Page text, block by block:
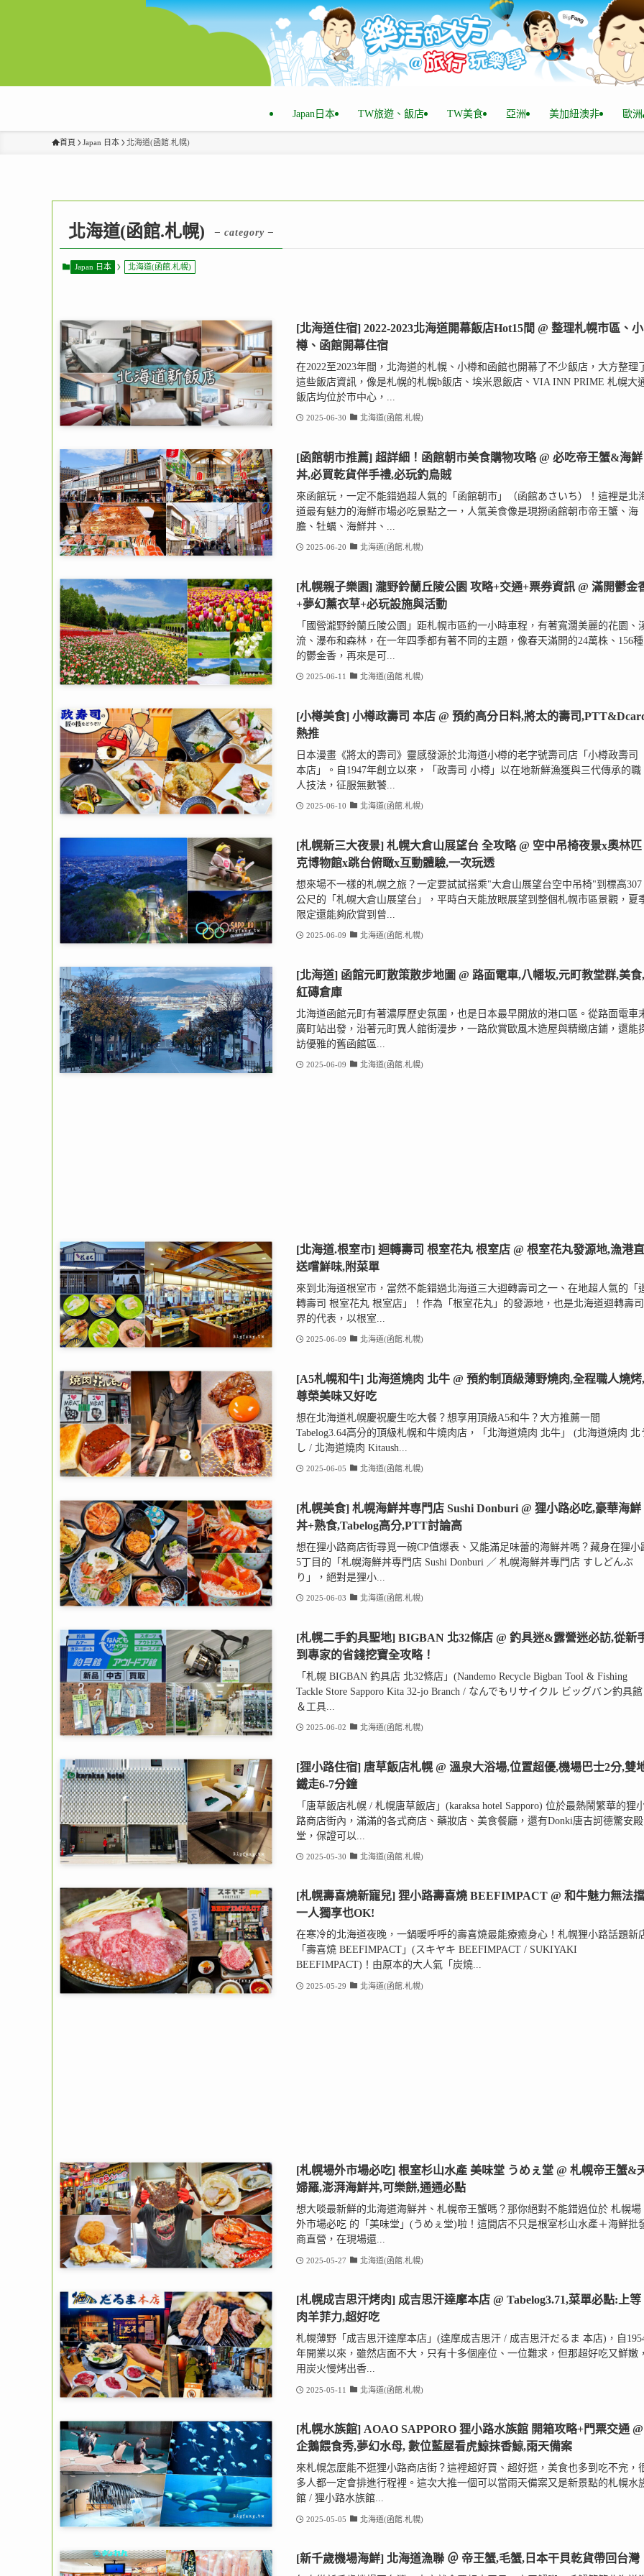
Japan日本 TW旅遊、飯店 TW美食 亞洲 美加紐澳非 歐洲
首頁 Japan 日本 北海道(函館.札幌)
北海道(函館.札幌) – category –
Japan 日本 北海道(函館.札幌)
[北海道住宿] 2022-2023北海道開幕飯店Hot15間 @ 整理札幌市區、小
樽、函館開幕住宿
在2022至2023年間，北海道的札幌、小樽和函館也開幕了不少飯店，大方整理
這些飯店資訊，像是札幌的札幌b飯店、埃米恩飯店、VIA INN PRIME 札幌大
飯店均位於市中心，...
2025-06-30 北海道(函館.札幌)
[函館朝市推薦] 超詳細！函館朝市美食購物攻略 @ 必吃帝王蟹&海鮮
丼,必買乾貨伴手禮,必玩釣烏賊
來函館玩，一定不能錯過超人氣的「函館朝市」（函館あさいち）！這裡是北
道最有魅力的海鮮市場必吃景點之一，人氣美食像是現撈函館朝市帝王蟹、海
膽、牡蠣、海鮮丼、...
2025-06-20 北海道(函館.札幌)
[札幌親子樂園] 瀧野鈴蘭丘陵公園 攻略+交通+票券資訊 @ 滿開鬱金
+夢幻薰衣草+必玩設施與活動
「國營瀧野鈴蘭丘陵公園」距札幌市區約一小時車程，有著寬濶美麗的花園、
流、瀑布和森林，在一年四季都有著不同的主題，像春天滿開的24萬株、156種
的鬱金香，再來是可...
2025-06-11 北海道(函館.札幌)
[小樽美食] 小樽政壽司 本店 @ 預約高分日料,將太的壽司
熱推
日本漫畫《將太的壽司》靈感發源於北海道小樽的老字號壽司店「小樽政壽司
本店」。自1947年創立以來，「政壽司 小樽」以在地新鮮漁獲與三代傳承的職
人技法，征服無數饕...
2025-06-10 北海道(函館.札幌)
[札幌新三大夜景] 札幌大倉山展望台 全攻略 @ 空中吊椅夜景x奧林匹
克博物館x跳台俯瞰x互動體驗,一次玩透
想來場不一樣的札幌之旅？一定要試試搭乘"大倉山展望台空中吊椅"到標高307
公尺的「札幌大倉山展望台」，平時白天能放眼展望到整個札幌市區景觀，夏
限定還能夠欣賞到曾...
2025-06-09 北海道(函館.札幌)
[北海道] 函館元町散策散步地圖 @ 路面電車,八幡坂,元町教堂群,美食,
紅磚倉庫
北海道函館元町有著濃厚歷史氛圍，也是日本最早開放的港口區。從路面電車
廣町站出發，沿著元町異人館街漫步，一路欣賞歐風木造屋與精緻店鋪，還能
訪優雅的舊函館區...
2025-06-09 北海道(函館.札幌)
[北海道.根室市] 迴轉壽司 根室花丸 根室店 @ 根室花丸發源地,漁港直
送嚐鮮味,附菜單
來到北海道根室市，當然不能錯過北海道三大迴轉壽司之一、在地超人氣的「
轉壽司 根室花丸 根室店」！作為「根室花丸」的發源地，也是北海道迴轉壽司
界的代表，以根室...
2025-06-09 北海道(函館.札幌)
[A5札幌和牛] 北海道燒肉 北牛 @ 預約制頂級薄野燒肉,全程職人燒烤,
尊榮美味又好吃
想在北海道札幌慶祝慶生吃大餐？想享用頂級A5和牛？大方推薦一間
Tabelog3.64高分的頂級札幌和牛燒肉店，「北海道燒肉 北牛」 (北海道焼肉 北
し / 北海道燒肉 Kitaush...
2025-06-05 北海道(函館.札幌)
[札幌美食] 札幌海鮮丼専門店 Sushi Donburi @ 狸小路必吃,豪華海鮮
丼+熟食,Tabelog高分,PTT討論高
想在狸小路商店街尋覓一碗CP值爆表、又能滿足味蕾的海鮮丼嗎？藏身在狸小
5丁目的「札幌海鮮丼専門店 Sushi Donburi ／ 札幌海鮮丼專門店 すしどんぶ
り」，絕對是狸小...
2025-06-03 北海道(函館.札幌)
[札幌二手釣具聖地] BIGBAN 北32條店 @ 釣具迷&露營迷必訪,從新
到專家的省錢挖寶全攻略！
「札幌 BIGBAN 釣具店 北32條店」(Nandemo Recycle Bigban Tool & Fishing
Tackle Store Sapporo Kita 32-jo Branch / なんでもリサイクル ビッグバン釣具館
＆工具...
2025-06-02 北海道(函館.札幌)
[狸小路住宿] 唐草飯店札幌 @ 溫泉大浴場,位置超優,機場巴士2分,雙
鐵走6-7分鐘
「唐草飯店札幌 / 札幌唐草飯店」(karaksa hotel Sapporo) 位於最熱鬧繁華的狸
路商店街內，滿滿的各式商店、藥妝店、美食餐廳，還有Donki唐吉訶德驚安殿
堂，保證可以...
2025-05-30 北海道(函館.札幌)
[札幌壽喜燒新寵兒] 狸小路壽喜燒 BEEFIMPACT @ 和牛魅力無法
一人獨享也OK!
在寒冷的北海道夜晚，一鍋暖呼呼的壽喜燒最能療癒身心！札幌狸小路話題新
「壽喜燒 BEEFIMPACT」(スキヤキ BEEFIMPACT / SUKIYAKI
BEEFIMPACT)！由原本的大人氣「炭燒...
2025-05-29 北海道(函館.札幌)
[札幌場外市場必吃] 根室杉山水產 美味堂 うめぇ堂 @ 札幌帝王蟹&
婦羅,澎湃海鮮丼,可樂餅,通通必點
想大啖最新鮮的北海道海鮮丼、札幌帝王蟹嗎？那你絕對不能錯過位於 札幌場
外市場必吃 的「美味堂」(うめぇ堂)啦！這間店不只是根室杉山水產＋海鮮批
商直營，在現場還...
2025-05-27 北海道(函館.札幌)
[札幌成吉思汗烤肉] 成吉思汗達摩本店 @ Tabelog3.71,菜單必點:上等
肉羊菲力,超好吃
札幌薄野「成吉思汗達摩本店」(達摩成吉思汗 / 成吉思汗だるま 本店)，自
年開業以來，雖然店面不大，只有十多個座位、一位難求，但那超好吃又鮮嫩，
用炭火慢烤出香...
2025-05-11 北海道(函館.札幌)
[札幌水族館] AOAO SAPPORO 狸小路水族館 開箱攻略+門票交通 @
企鵝餵食秀,夢幻水母, 數位藍屋看虎鯨抹香鯨,雨天備案
來札幌怎麼能不逛狸小路商店街？這裡超好買、超好逛，美食也多到吃不完，
多人都一定會排進行程裡。這次大推一個可以當雨天備案又是新景點的札幌水
館 / 狸小路水族館...
2025-05-05 北海道(函館.札幌)
[新千歲機場海鮮] 北海道漁聯 ＠ 帝王蟹,毛蟹,日本干貝乾貨帶回台灣